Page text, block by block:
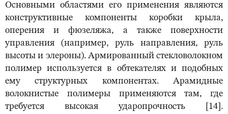
Основными областями его применения являются
конструктивные компоненты коробки крыла,
оперения и фюзеляжа, а также поверхности
управления (например, руль направления, руль
высоты и элероны). Армированный стекловолокном
полимер используется в обтекателях и подобных
ему структурных компонентах. Арамидные
волокнистые полимеры применяются там, где
требуется высокая ударопрочность [14].